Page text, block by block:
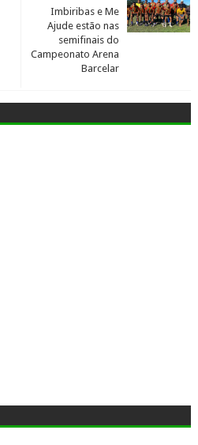
Imbiribas e Me
Ajude estão nas
semifinais do
Campeonato Arena
Barcelar